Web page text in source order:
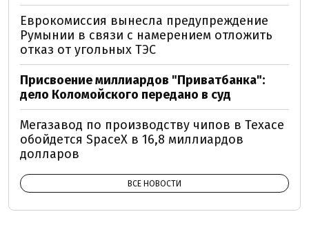
Еврокомиссия вынесла предупреждение
Румынии в связи с намерением отложить
отказ от угольных ТЭС
Присвоение миллиардов "Приватбанка":
дело Коломойского передано в суд
Мегазавод по производству чипов в Техасе
обойдется SpaceX в 16,8 миллиардов
долларов
ВСЕ НОВОСТИ